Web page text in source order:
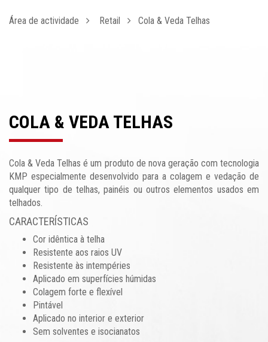
Área de actividade Retail Cola & Veda Telhas
COLA & VEDA TELHAS
Cola & Veda Telhas é um produto de nova geração com tecnologia
KMP especialmente desenvolvido para a colagem e vedação de
qualquer tipo de telhas, painéis ou outros elementos usados em
telhados.
CARACTERÍSTICAS
Cor idêntica à telha
Resistente aos raios UV
Resistente às intempéries
Aplicado em superfícies húmidas
Colagem forte e flexível
Pintável
Aplicado no interior e exterior
Sem solventes e isocianatos